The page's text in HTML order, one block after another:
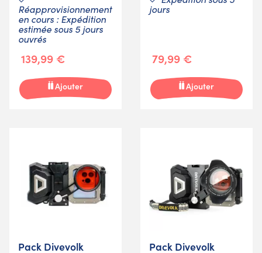
Réapprovisionnement
en cours : Expédition
estimée sous 5 jours
ouvrés
139,99 €
Ajouter
jours
79,99 €
Ajouter
Pack Divevolk
Pack Divevolk